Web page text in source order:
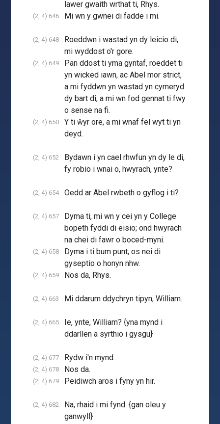
lawer gwaith wrthat ti, Rhys.
(2, 4) 646 Mi wn y gwnei di fadde i mi.
(2, 4) 648
Roeddwn i wastad yn dy leicio di,
mi wyddost o'r gore.
(2, 4) 649
Pan ddost ti yma gyntaf, roeddet ti
yn wicked iawn, ac Abel mor strict,
a mi fyddwn yn wastad yn cymeryd
dy bart di, a mi wn fod gennat ti fwy
o sense na fi.
(2, 4) 650
Y ti ŵyr ore, a mi wnaf fel wyt ti yn
deyd.
(2, 4) 652
Bydawn i yn cael rhwfun yn dy le di,
fy robio i wnai o, hwyrach, ynte?
(2, 4) 654 Oedd ar Abel rwbeth o gyflog i ti?
(2, 4) 657
Dyma ti, mi wn y cei yn y College
bopeth fyddi di eisio; ond hwyrach
na chei di fawr o boced-myni.
(2, 4) 658
Dyma i ti bum punt, os nei di
gyseptio o honyn nhw.
(2, 4) 659 Nos da, Rhys.
(2, 4) 663 Mi ddarum ddychryn tipyn, William.
(2, 4) 665
Ie, ynte, William? {yna mynd i
ddarllen a syrthio i gysgu}
(2, 4) 677 Rydw i'n mynd.
(2, 4) 678 Nos da.
(2, 4) 679 Peidiwch aros i fyny yn hir.
(2, 4) 682
Na, rhaid i mi fynd. {gan oleu y
ganwyll}